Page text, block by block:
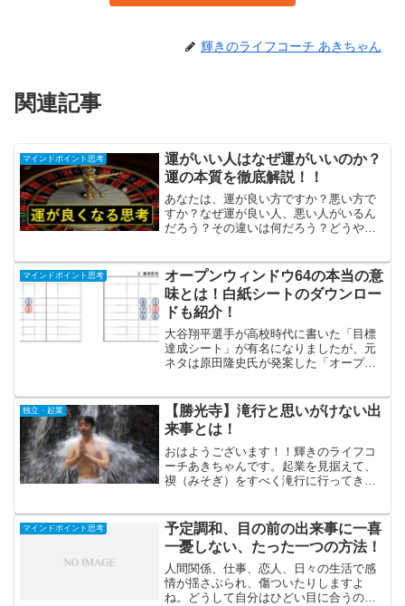
輝きのライフコーチ あきちゃん
関連記事
マインドポイント思考
運がいい人はなぜ運がいいのか？
運の本質を徹底解説！！
あなたは、運が良い方ですか？悪い方で
すか？なぜ運が良い人、悪い人がいるん
だろう？その違いは何だろう？どうやっ
について、どう捉えるのか、そしてどう
したら運が良くなるのかを...
マインドポイント思考
オープンウィンドウ64の本当の意
味とは！白紙シートのダウンロー
ドも紹介！
大谷翔平選手が高校時代に書いた「目標
達成シート」が有名になりましたが、元
ネタは原田隆史氏が発案した「オープン
方を解説するとともに、本当の意味を公
開します。最後に白紙...
独立・起業
【勝光寺】滝行と思いがけない出
来事とは！
おはようございます！！輝きのライフコ
ーチあきちゃんです。起業を見据えて、
禊（みそぎ）をすべく滝行に行ってきま
で、報告します。 滝行は勝光寺へ！関西
で滝行ができる場所を調...
マインドポイント思考
予定調和、目の前の出来事に一喜
一憂しない、たった一つの方法！
人間関係、仕事、恋人、日々の生活で感
情が揺さぶられ、傷ついたりしますよ
ね。どうして自分はひどい目に合うの